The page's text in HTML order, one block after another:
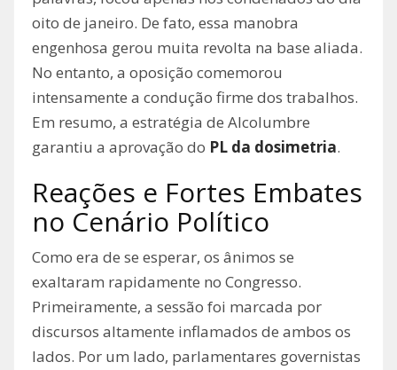
oito de janeiro. De fato, essa manobra
engenhosa gerou muita revolta na base aliada.
No entanto, a oposição comemorou
intensamente a condução firme dos trabalhos.
Em resumo, a estratégia de Alcolumbre
garantiu a aprovação do PL da dosimetria.
Reações e Fortes Embates
no Cenário Político
Como era de se esperar, os ânimos se
exaltaram rapidamente no Congresso.
Primeiramente, a sessão foi marcada por
discursos altamente inflamados de ambos os
lados. Por um lado, parlamentares governistas